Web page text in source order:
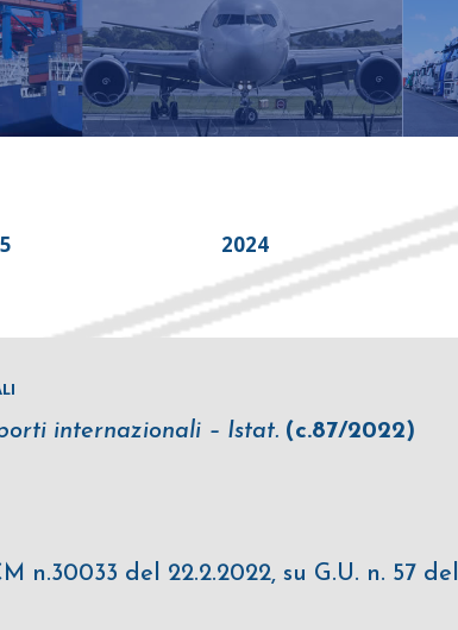
2024
internazionali – Istat. (c.87/2022)
n.30033 del 22.2.2022, su G.U. n. 57 del